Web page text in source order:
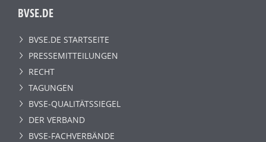
BVSE.DE
BVSE.DE STARTSEITE
PRESSEMITTEILUNGEN
RECHT
TAGUNGEN
BVSE-QUALITÄTSSIEGEL
DER VERBAND
BVSE-FACHVERBÄNDE